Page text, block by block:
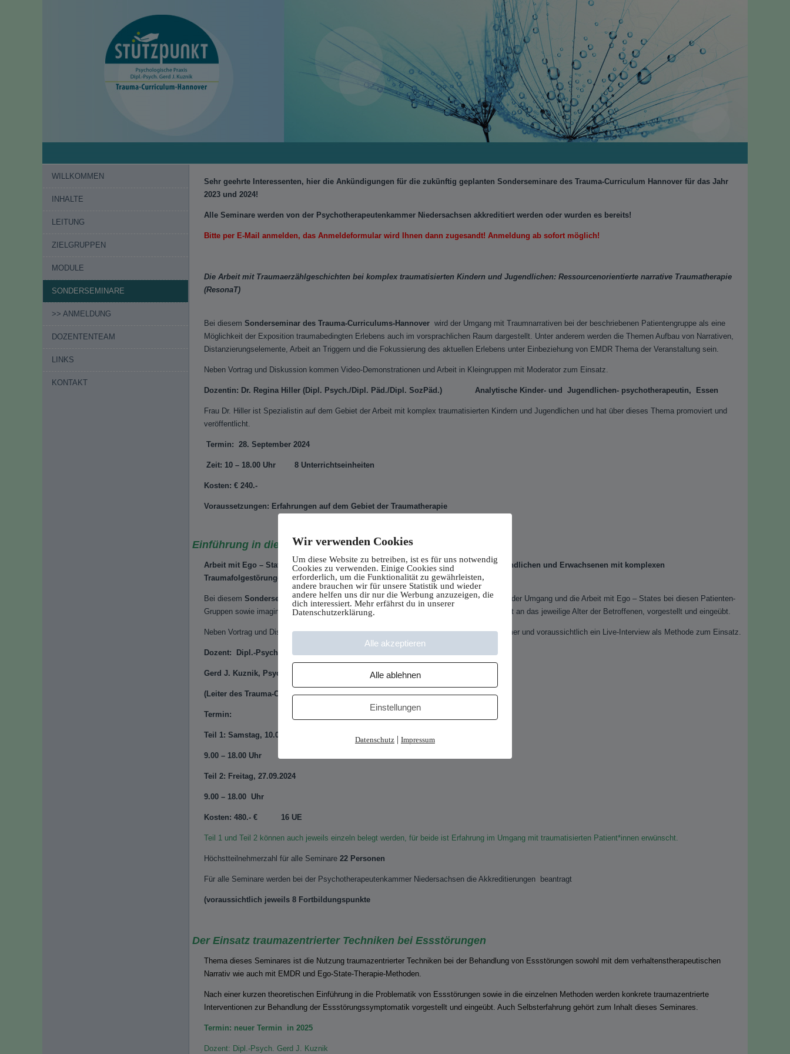
WILLKOMMEN
INHALTE
LEITUNG
ZIELGRUPPEN
MODULE
SONDERSEMINARE
>> ANMELDUNG
DOZENTENTEAM
LINKS
KONTAKT
Sehr geehrte Interessenten, hier die Ankündigungen für die zukünftig geplanten Sonderseminare des Trauma-Curriculum Hannover für das Jahr
2023 und 2024!
Alle Seminare werden von der Psychotherapeutenkammer Niedersachsen akkreditiert werden oder wurden es bereits!
Bitte per E-Mail anmelden, das Anmeldeformular wird Ihnen dann zugesandt! Anmeldung ab sofort möglich!
Die Arbeit mit Traumaerzählgeschichten bei komplex traumatisierten Kindern und Jugendlichen: Ressourcenorientierte narrative Traumatherapie
(ResonaT)
Bei diesem Sonderseminar des Trauma-Curriculums-Hannover wird der Umgang mit Traumnarrativen bei der beschriebenen Patientengruppe als eine
Möglichkeit der Exposition traumabedingten Erlebens auch im vorsprachlichen Raum dargestellt. Unter anderem werden die Themen Aufbau von Narrativen,
Distanzierungselemente, Arbeit an Triggern und die Fokussierung des aktuellen Erlebens unter Einbeziehung von EMDR Thema der Veranstaltung sein.
Neben Vortrag und Diskussion kommen Video-Demonstrationen und Arbeit in Kleingruppen mit Moderator zum Einsatz.
Dozentin: Dr. Regina Hiller (Dipl. Psych./Dipl. Päd./Dipl. SozPäd.) Analytische Kinder- und Jugendlichen- psychotherapeutin, Essen
Frau Dr. Hiller ist Spezialistin auf dem Gebiet der Arbeit mit komplex traumatisierten Kindern und Jugendlichen und hat über dieses Thema promoviert und
veröffentlicht.
Termin: 28. September 2024
Zeit: 10 – 18.00 Uhr 8 Unterrichtseinheiten
Kosten: € 240.-
Voraussetzungen: Erfahrungen auf dem Gebiet der Traumatherapie
Einführung in die Ego – State – Therapie
Arbeit mit Ego – States und dem IRRT – Modell nach M. Smucker bei Kindern, Jugendlichen und Erwachsenen mit komplexen
Traumafolgestörungen
Bei diesem Sonderseminar des Trauma-Curriculums-Hannoverin zwei Teilen werden der Umgang und die Arbeit mit Ego – States bei diesen Patienten-
Gruppen sowie imaginative Techniken aus der IRRT-Therapie nach M. Smucker, angepasst an das jeweilige Alter der Betroffenen, vorgestellt und eingeübt.
Neben Vortrag und Diskussion kommen Video-Demonstrationen, Fallbeispiele der Teilnehmer und voraussichtlich ein Live-Interview als Methode zum Einsatz.
Dozent: Dipl.-Psych.
Gerd J. Kuznik, Psychologischer Psychotherapeut
(Leiter des Trauma-Curriculum Hannover)
Termin:
Teil 1: Samstag, 10.08. 2024
9.00 – 18.00 Uhr
Teil 2: Freitag, 27.09.2024
9.00 – 18.00 Uhr
Kosten: 480.- € 16 UE
Teil 1 und Teil 2 können auch jeweils einzeln belegt werden, für beide ist Erfahrung im Umgang mit traumatisierten Patient*innen erwünscht.
Höchstteilnehmerzahl für alle Seminare 22 Personen
Für alle Seminare werden bei der Psychotherapeutenkammer Niedersachsen die Akkreditierungen beantragt
(voraussichtlich jeweils 8 Fortbildungspunkte
Der Einsatz traumazentrierter Techniken bei Essstörungen
Thema dieses Seminares ist die Nutzung traumazentrierter Techniken bei der Behandlung von Essstörungen sowohl mit dem verhaltenstherapeutischen
Narrativ wie auch mit EMDR und Ego-State-Therapie-Methoden.
Nach einer kurzen theoretischen Einführung in die Problematik von Essstörungen sowie in die einzelnen Methoden werden konkrete traumazentrierte
Interventionen zur Behandlung der Essstörungssymptomatik vorgestellt und eingeübt. Auch Selbsterfahrung gehört zum Inhalt dieses Seminares.
Termin: neuer Termin in 2025
Dozent: Dipl.-Psych. Gerd J. Kuznik
Wir verwenden Cookies
Um diese Website zu betreiben, ist es für uns notwendig
Cookies zu verwenden. Einige Cookies sind
erforderlich, um die Funktionalität zu gewährleisten,
andere brauchen wir für unsere Statistik und wieder
andere helfen uns dir nur die Werbung anzuzeigen, die
dich interessiert. Mehr erfährst du in unserer
Datenschutzerklärung.
Alle akzeptieren
Alle ablehnen
Einstellungen
Datenschutz | Impressum